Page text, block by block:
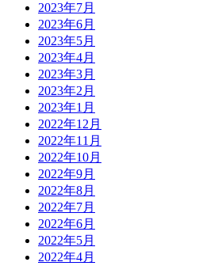
2023年7月
2023年6月
2023年5月
2023年4月
2023年3月
2023年2月
2023年1月
2022年12月
2022年11月
2022年10月
2022年9月
2022年8月
2022年7月
2022年6月
2022年5月
2022年4月